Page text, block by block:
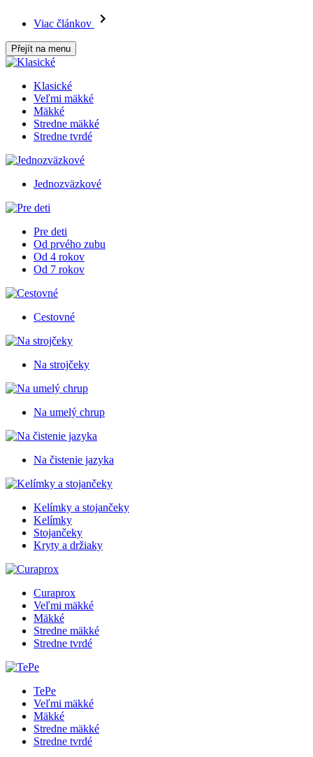
Viac článkov
Přejít na menu
Klasické
Veľmi mäkké
Mäkké
Stredne mäkké
Stredne tvrdé
Jednozväzkové
Pre deti
Od prvého zubu
Od 4 rokov
Od 7 rokov
Cestovné
Na strojčeky
Na umelý chrup
Na čistenie jazyka
Kelímky a stojančeky
Kelímky
Stojančeky
Kryty a držiaky
Curaprox
Veľmi mäkké
Mäkké
Stredne mäkké
Stredne tvrdé
TePe
Veľmi mäkké
Mäkké
Stredne mäkké
Stredne tvrdé